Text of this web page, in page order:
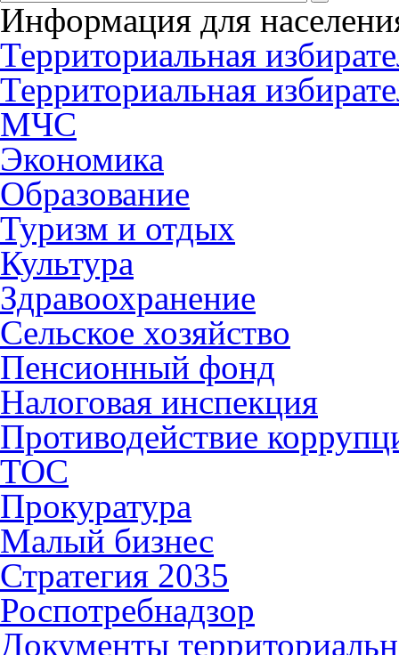
Информация для
Территориальная
Территориальная
МЧС
Экономика
Образование
Туризм и отдых
Культура
Здравоохранение
Сельское хозяйство
Пенсионный фонд
Налоговая инспекция
Противодействие
ТОС
Прокуратура
Малый бизнес
Стратегия 2035
Роспотребнадзор
Документы